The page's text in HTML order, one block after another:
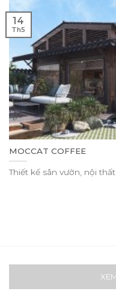
MOCCAT COFFEE
Thiết kế sân vườn, nội thất
14
Th5